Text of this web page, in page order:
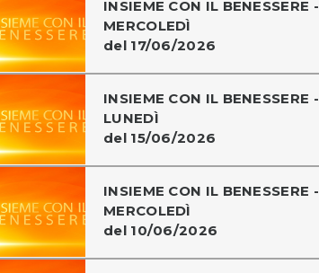
INSIEME CON IL BENESSERE -
MERCOLEDÌ
del 17/06/2026
INSIEME CON IL BENESSERE -
LUNEDÌ
del 15/06/2026
INSIEME CON IL BENESSERE -
MERCOLEDÌ
del 10/06/2026